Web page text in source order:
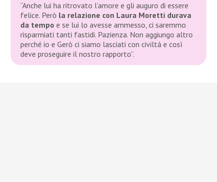
“Anche lui ha ritrovato l’amore e gli auguro di essere
felice. Però la relazione con Laura Moretti durava
da tempo e se lui lo avesse ammesso, ci saremmo
risparmiati tanti fastidi. Pazienza. Non aggiungo altro
perché io e Gerò ci siamo lasciati con civiltà e così
deve proseguire il nostro rapporto”.